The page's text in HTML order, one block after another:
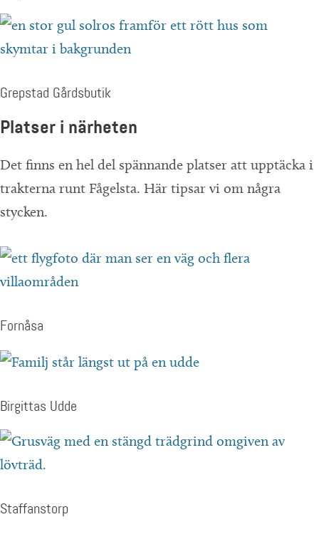
Grepstad Gårdsbutik
Platser i närheten
Det finns en hel del spännande platser att upptäcka i
trakterna runt Fågelsta. Här tipsar vi om några
stycken.
Fornåsa
Birgittas Udde
Staffanstorp